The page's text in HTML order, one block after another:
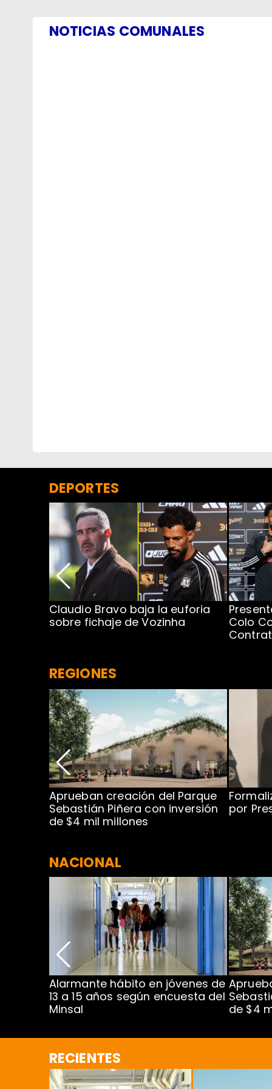
NOTICIAS COMUNALES
DEPORTES
Claudio Bravo baja la euforia
sobre fichaje de Vozinha
Colo
REGIONES
Aprueban creación del Parque
Sebastián Piñera con inversión
de $4 mil millones
por
NACIONAL
Alarmante hábito en jóvenes de
13 a 15 años según encuesta del
Minsal
de $4
RECIENTES